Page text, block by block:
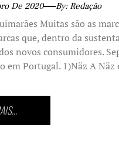
De 2020 By: Redação
Muitas são as
que, dentro da
novos consumidores.
em Portugal. 1)Näz A